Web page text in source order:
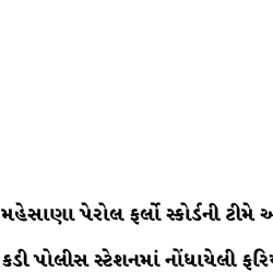
મહેસાણા પેરોલ ફર્લો સ્કોર્ડની
કડી પોલીસ સ્ટેશનમાં નોંધાયેલી